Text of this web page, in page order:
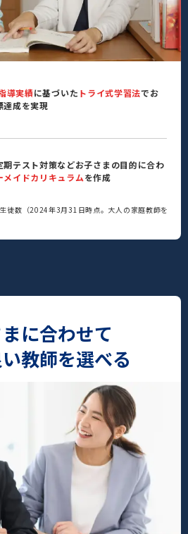
導実績に基づいた トライ式学習法でお
達成を実現
期テスト対策などお子さまの目的に合わ
メイドカリキュラムを作成
徒数（2024年3月31日時点。大人の家庭教師を
に合わせて
教師を選べる